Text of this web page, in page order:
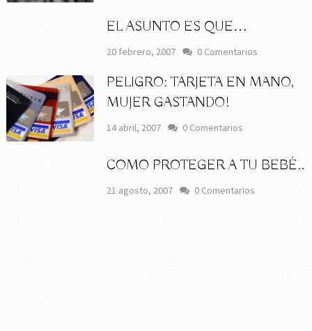
EL ASUNTO ES QUE…
20 febrero, 2007 0 Comentarios
PELIGRO: TARJETA EN MANO,
MUJER GASTANDO!
14 abril, 2007 0 Comentarios
COMO PROTEGER A TU BEBÉ..
21 agosto, 2007 0 Comentarios